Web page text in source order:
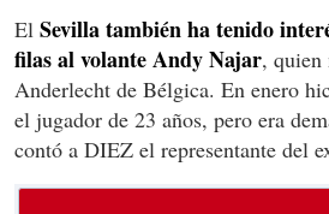
El Sevilla también ha tenido
filas al volante Andy Najar,
Anderlecht de Bélgica. En enero
el jugador de 23 años, pero era
contó a DIEZ el representante del